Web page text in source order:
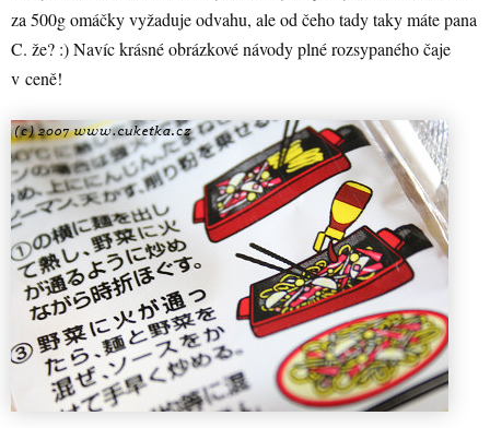
za 500g omáčky vyžaduje odvahu, ale od čeho tady taky máte pana
C. že? :) Navíc krásné obrázkové návody plné rozsypaného čaje
v ceně!